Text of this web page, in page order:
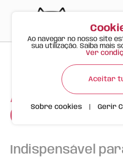
Camas
Indispensável
Ao navegar no nosso site
sua utilização. Saiba mais
Ver
Aceitar
Sobre cookies Gerir